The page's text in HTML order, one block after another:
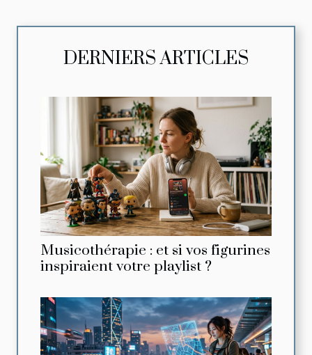
DERNIERS ARTICLES
Musicothérapie : et si vos figurines
inspiraient votre playlist ?